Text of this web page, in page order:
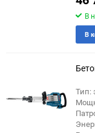
В
В
Тип: